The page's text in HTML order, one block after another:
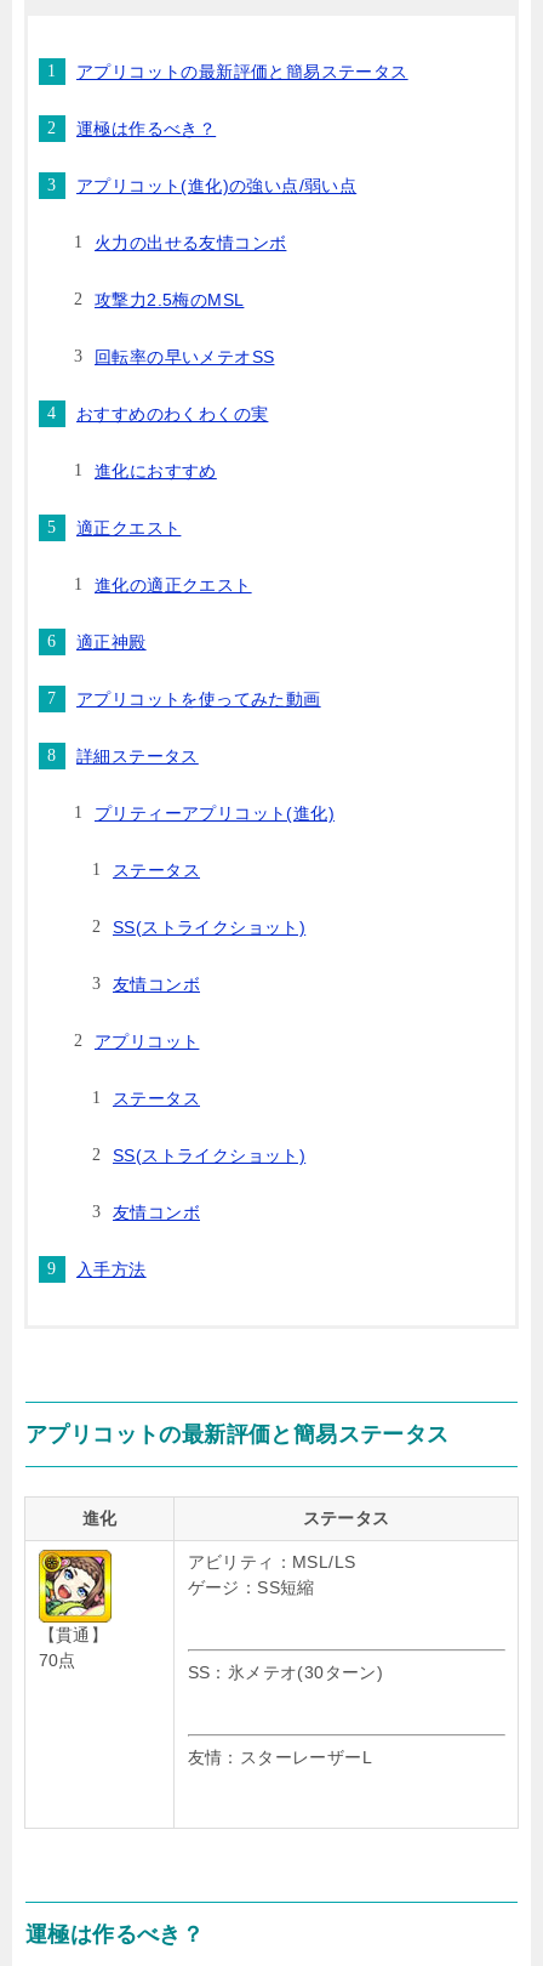
アプリコットの最新評価と簡易ステータス
運極は作るべき？
アプリコット(進化)の強い点/弱い点
火力の出せる友情コンボ
攻撃力2.5梅のMSL
回転率の早いメテオSS
おすすめのわくわくの実
進化におすすめ
適正クエスト
進化の適正クエスト
適正神殿
アプリコットを使ってみた動画
詳細ステータス
プリティーアプリコット(進化)
ステータス
SS(ストライクショット)
友情コンボ
アプリコット
ステータス
SS(ストライクショット)
友情コンボ
入手方法
アプリコットの最新評価と簡易ステータス
進化 ステータス
【貫通】
70点
アビリティ：MSL/LS
ゲージ：SS短縮
SS：氷メテオ(30ターン)
友情：スターレーザーL
運極は作るべき？